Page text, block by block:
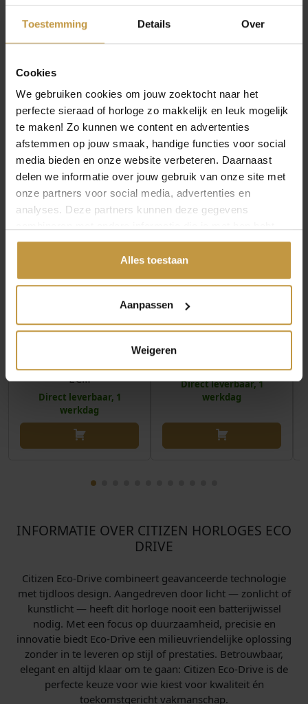
Toestemming Details Over
Cookies
We gebruiken cookies om jouw zoektocht naar het
perfecte sieraad of horloge zo makkelijk en leuk mogelijk
te maken! Zo kunnen we content en advertenties
afstemmen op jouw smaak, handige functies voor social
media bieden en onze website verbeteren. Daarnaast
delen we informatie over jouw gebruik van onze site met
onze partners voor social media, advertenties en
analyses. Deze partners kunnen deze gegevens
gedeeld of die ze hebben verzameld via jouw gebruik van
Alles toestaan
Aanpassen
Weigeren
Over Citizen Horloges Eco Drive
MEER VAN CITIZEN HORLOGES ECO
DRIVE
329,00
EDITION PROMASTER
EC…
Direct leverbaar, 1
werkdag
TRACKER JV3000-13E
HORLOGE
Direct leverbaar, 1
werkdag
INFORMATIE OVER CITIZEN HORLOGES ECO
DRIVE
Citizen Eco-Drive combineert geavanceerde technologie
met tijdloos design. Aangedreven door licht — zonlicht of
kunstlicht — heeft dit horloge nooit een batterijwissel
nodig. Met een focus op duurzaamheid, precisie en
innovatie biedt Eco-Drive een milieuvriendelijke oplossing
zonder in te leveren op stijl of prestaties. Betrouwbaar,
elegant en altijd klaar om te gaan: Citizen Eco-Drive is de
perfecte keuze voor wie kiest voor kwaliteit én
toekomstgericht vakmanschap.